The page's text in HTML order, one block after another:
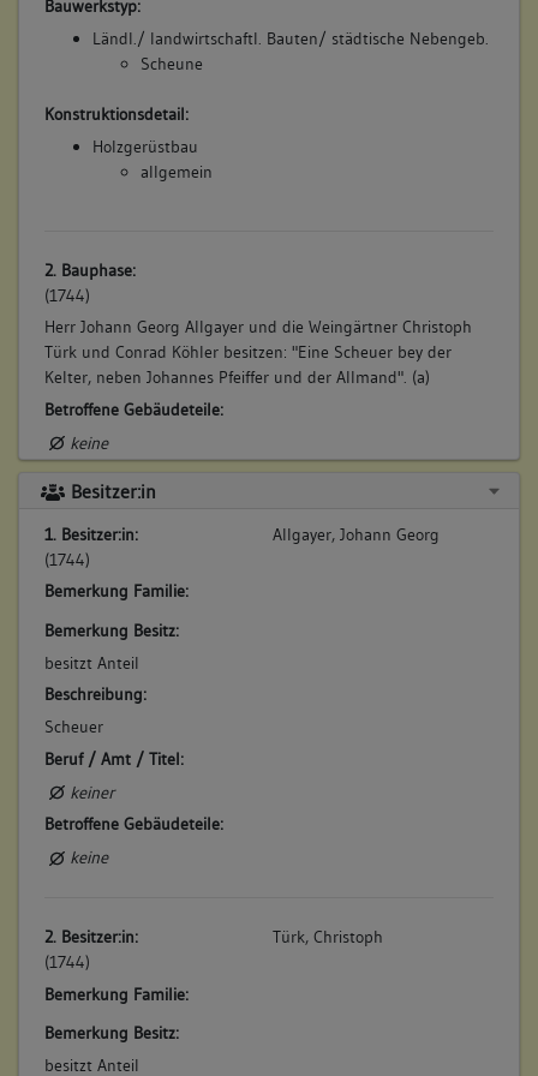
Bauwerkstyp:
Ländl./ landwirtschaftl. Bauten/ städtische Nebengeb.
Scheune
Konstruktionsdetail:
Holzgerüstbau
allgemein
2. Bauphase:
(1744)
Herr Johann Georg Allgayer und die Weingärtner Christoph
Türk und Conrad Köhler besitzen: "Eine Scheuer bey der
Kelter, neben Johannes Pfeiffer und der Allmand". (a)
Betroffene Gebäudeteile:
keine
(1784)
Beschreibung im Feuerversicherungskataster: "Enz Seite.
Unten in der Stadt. Ob der Kelter. Nr. 194 Eine Scheuer, an
dem Kelterplatz." Die Scheuer ist besitzmäßig aufgeteilt. (a)
Betroffene Gebäudeteile:
keine
4. Bauphase:
(1805)
Stallanbau an die Fachwerkscheune.
Betroffene Gebäudeteile:
Bauwerkstyp:
Stallgebäude
Besitzer:in
1. Besitzer:in:
(1744)
Allgayer, Johann Georg
Bemerkung Familie:
Bemerkung Besitz:
besitzt Anteil
Beschreibung:
Scheuer
Beruf / Amt / Titel:
keiner
Betroffene Gebäudeteile:
keine
2. Besitzer:in:
(1744)
Türk, Christoph
Bemerkung Familie:
Bemerkung Besitz:
besitzt Anteil